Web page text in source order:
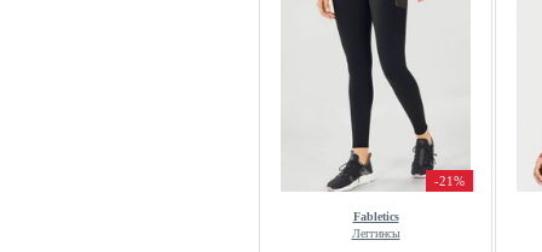
-21%
Fabletics
Леггинсы